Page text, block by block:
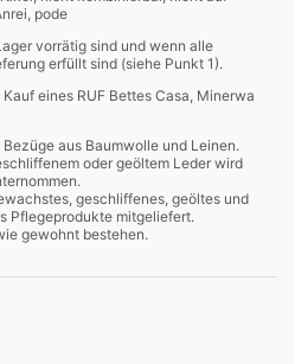
pode
vorrätig sind und wenn alle
erfüllt sind (siehe Punkt 1).
eines RUF Bettes Casa, Minerwa
aus Baumwolle und Leinen.
oder geöltem Leder wird
geschliffenes, geöltes und
Pflegeprodukte mitgeliefert.
gewohnt bestehen.